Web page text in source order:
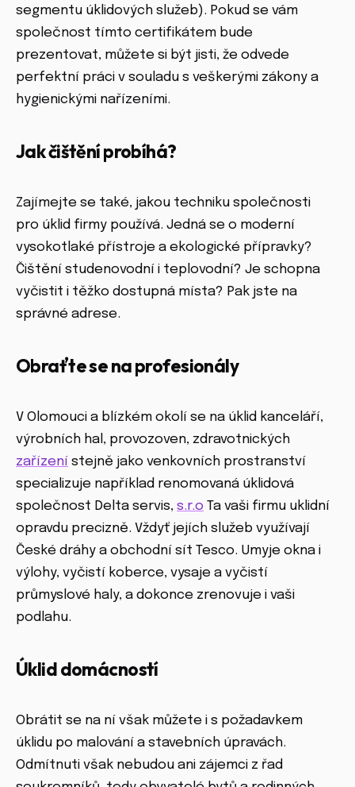
segmentu úklidových služeb). Pokud se vám
společnost tímto certifikátem bude
prezentovat, můžete si být jisti, že odvede
perfektní práci v souladu s veškerými zákony a
hygienickými nařízeními.
Jak čištění probíhá?
Zajímejte se také, jakou techniku společnosti
pro úklid firmy používá. Jedná se o moderní
vysokotlaké přístroje a ekologické přípravky?
Čištění studenovodní i teplovodní? Je schopna
vyčistit i těžko dostupná místa? Pak jste na
správné adrese.
Obraťte se na profesionály
V Olomouci a blízkém okolí se na úklid kanceláří,
výrobních hal, provozoven, zdravotnických
zařízení stejně jako venkovních prostranství
specializuje například renomovaná úklidová
společnost Delta servis, s.r.o Ta vaši firmu uklidní
opravdu precizně. Vždyť jejích služeb využívají
České dráhy a obchodní sít Tesco. Umyje okna i
výlohy, vyčistí koberce, vysaje a vyčistí
průmyslové haly, a dokonce zrenovuje i vaši
podlahu.
Úklid domácností
Obrátit se na ní však můžete i s požadavkem
úklidu po malování a stavebních úpravách.
Odmítnuti však nebudou ani zájemci z řad